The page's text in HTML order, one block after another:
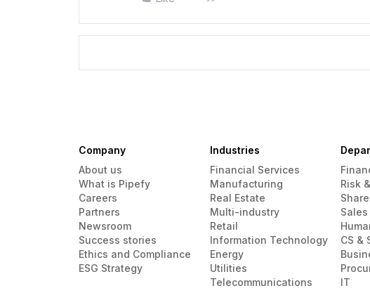
Company
About us
What is Pipefy
Careers
Partners
Newsroom
Success stories
Ethics and Compliance
ESG Strategy
Industries
Financial Services
Manufacturing
Real Estate
Multi-industry
Retail
Information Technology
Energy
Utilities
Telecommunications
Risk
CS &
IT